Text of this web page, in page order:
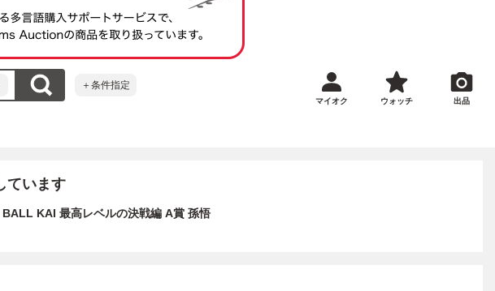
＋条件指定
マイオク ウォッチ 出品
ています
KAI 最高レベルの決戦編 A賞 孫悟